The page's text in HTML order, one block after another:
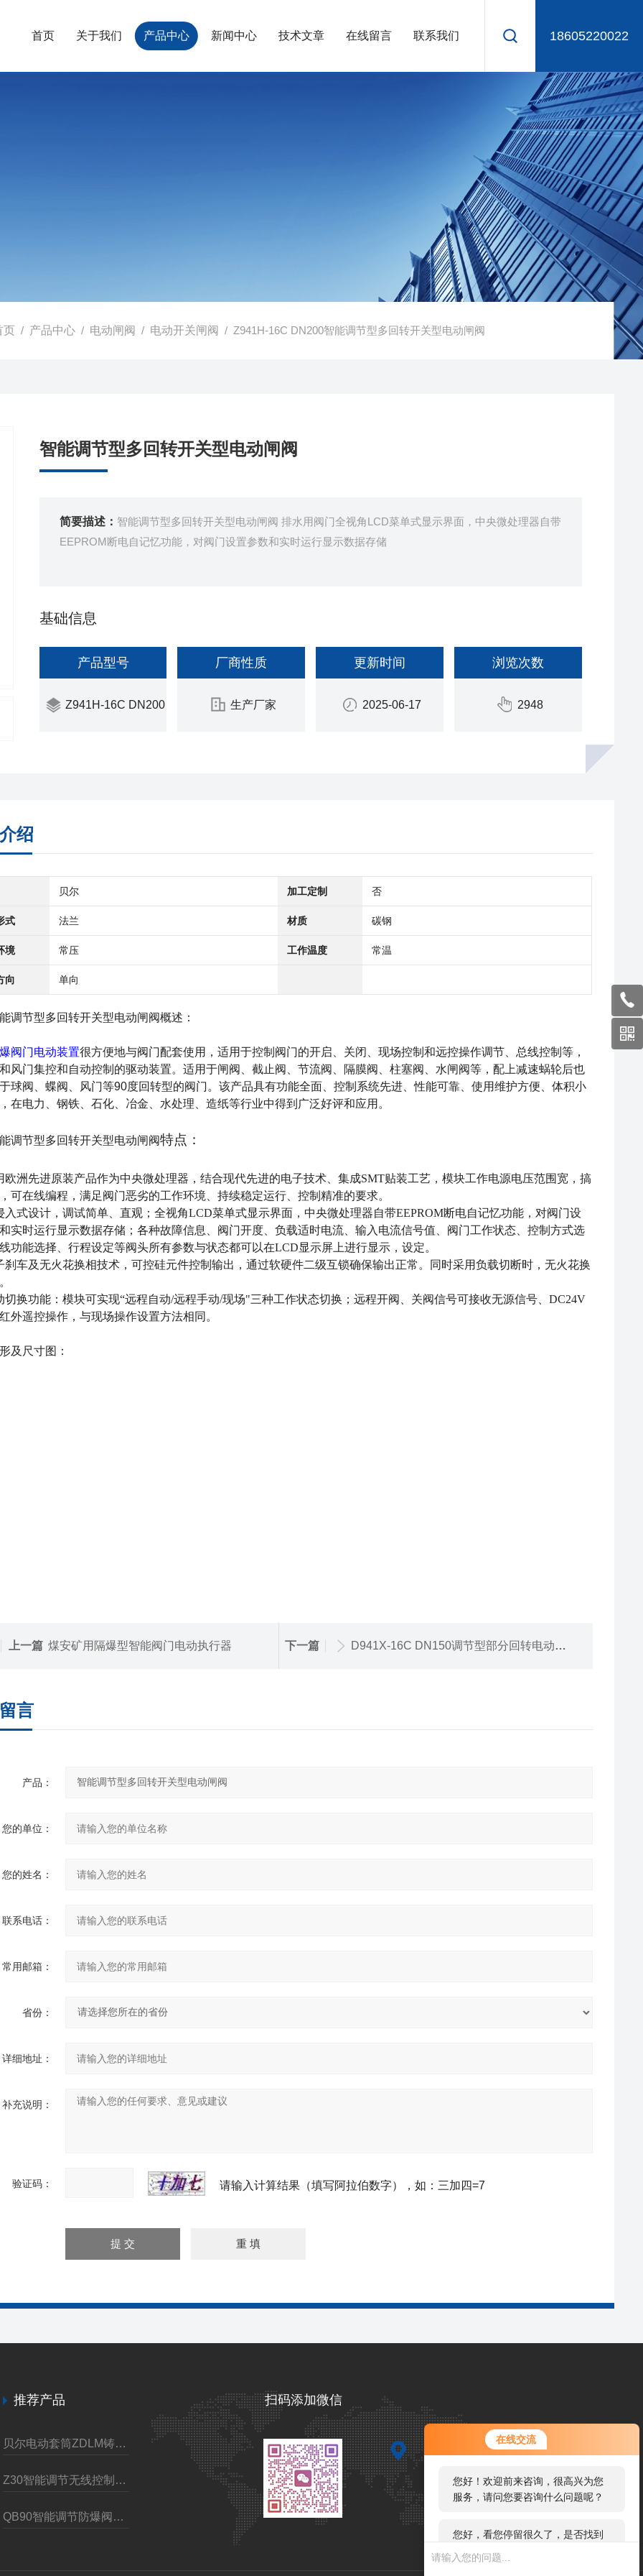
在线交流
您好！欢迎前来咨询，很高兴为您
服务，请问您要咨询什么问题呢？
您好，看您停留很久了，是否找到
了需求产品，您可以直接在线与我
18605220022
首页 关于我们 产品中心 新闻中心 技术文章 在线留言 联系我们
页 / 产品中心 / 电动闸阀 / 电动开关闸阀 / Z941H-16C DN200智能调节型多回转开关型电动闸阀
智能调节型多回转开关型电动闸阀
简要描述： 智能调节型多回转开关型电动闸阀 排水用阀门全视角LCD菜单式显示界面，中央微处理器自带
EEPROM断电自记忆功能，对阀门设置参数和实时运行显示数据存储
基础信息
产品型号
Z941H-16C DN200
厂商性质
生产厂家
更新时间
2025-06-17
浏览次数
2948
绍
贝尔 加工定制 否
式 法兰 材质 碳钢
境 常压 工作温度 常温
向 单向
调节型多回转开关型电动闸阀概述：
阀门电动装置很方便地与阀门配套使用，适用于控制阀门的开启、关闭、现场控制和远控操作调节、总线控制等，
风门集控和自动控制 的驱动装置。适用于闸阀、截止阀、节流阀、隔膜阀、柱塞阀、水闸阀等，配上减速蜗轮后也
球阀、蝶阀、风门等90度回转型的阀门。该产品具有功能全面、控制系统先进、性能可靠、使用维护方便、体积小
在电力、钢铁、石化、冶金、水处理、造纸等行业中得到广泛好评和应用。
调节型多回转开关型电动闸阀特点：
欧洲先进原装产品作为中央微处理器，结合现代先进的电子技术、集成SMT贴装工艺，模块工作电源电压范围宽，搞
可在线编程，满足阀门恶劣的工作环境、持续稳定运行、控制精准的要求。
入式设计，调试简单、直观；全视角LCD菜单式显示界面，中央微处理器自带EEPROM断电自记忆功能，对阀门设
实时运行显示数据存储；各种故障信息、阀门开度、负载适时电流、输入电流信号值、阀门工作状态、控制方式选
功能选择、行程设定等阀头所有参数与状态都可以在LCD显示屏上进行显示，设定。
刹车及无火花换相技术，可控硅元件控制输出，通过软硬件二级互锁确保输出正常。同时采用负载切断时，无火花换
切换功能：模块可实现“远程自动/远程手动/现场"三种工作状态切换；远程开阀、关阀信号可接收无源信号、DC24V
外遥控操作，与现场操作设置方法相同。
及尺寸图：
上一篇 煤安矿用隔爆型智能阀门电动执行器 下一篇 D941X-16C DN150调节型部分回转电动法兰蝶阀
言
产品：
您的单位：
您的姓名：
联系电话：
常用邮箱：
省份：
详细地址：
补充说明：
验证码： 请输入计算结果（填写阿拉伯数字），如：三加四=7
推荐产品
贝尔电动套筒ZDLM铸钢调节阀
Z30智能调节无线控制电动装置
QB90智能调节防爆阀门电动执行装置
扫码添加微信